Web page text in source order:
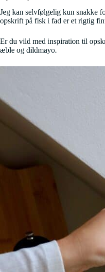
Jeg kan selvfølgelig kun snakke
opskrift på fisk i fad er et rigtig
Er du vild med inspiration til
æble og dildmayo.